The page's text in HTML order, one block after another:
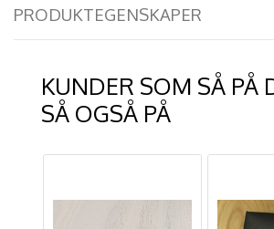
PRODUKTEGENSKAPER
KUNDER SOM SÅ PÅ
SÅ OGSÅ PÅ